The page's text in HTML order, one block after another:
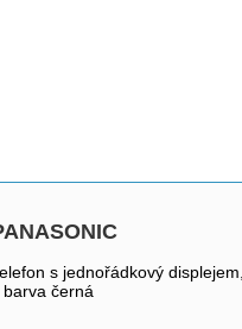
s jednořádkový
černá